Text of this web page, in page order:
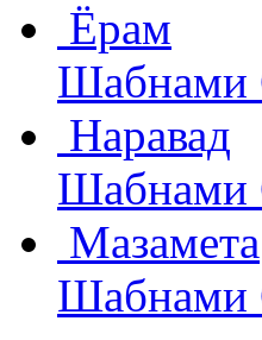
Ёрам
Шабнами
Наравад
Шабнами
Мазамета
Шабнами